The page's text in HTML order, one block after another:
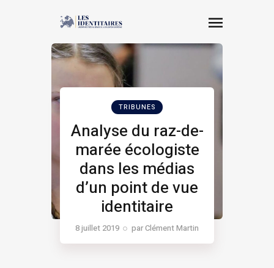
TRIBUNES
Analyse du raz-de-
marée écologiste
dans les médias
d’un point de vue
identitaire
8 juillet 2019 parClément Martin